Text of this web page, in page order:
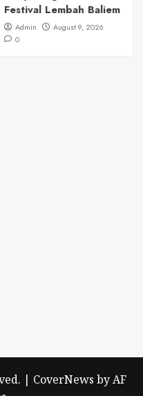
Festival Lembah Baliem
Admin
August 9, 2026
0
| CoverNews by AF